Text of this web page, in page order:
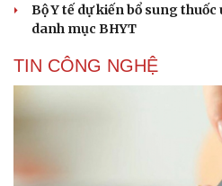
Bộ Y tế dự kiến bổ sung
danh mục BHYT
TIN CÔNG NGHỆ